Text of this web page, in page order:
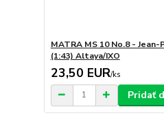
MATRA MS 10 No.8 -
(1:43) Altaya/IXO
23,50 EUR/ks
Pridať